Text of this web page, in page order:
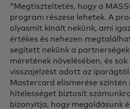
"Megtiszteltetés, hogy a
program részese lehetek. A
olyasmit kínált nekünk, ami
értékes és nehezen
segített nekünk a partnerségek
méretének növelésében, és sok
visszajelzést adott az
Mastercard elismerése szintén
hitelességet biztosít
bizonyítja, hogy megoldásunk